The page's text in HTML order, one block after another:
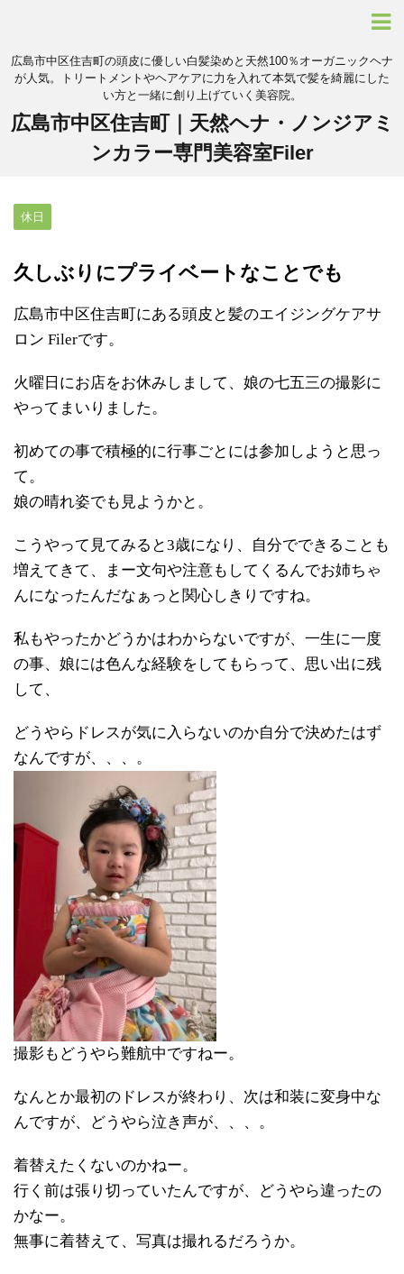
広島市中区住吉町の頭皮に優しい白髪染めと天然100％オーガニックヘナ
が人気。トリートメントやヘアケアに力を入れて本気で髪を綺麗にした
い方と一緒に創り上げていく美容院。
広島市中区住吉町｜天然ヘナ・ノンジアミ
ンカラー専門美容室Filer
休日
久しぶりにプライベートなことでも
広島市中区住吉町にある頭皮と髪のエイジングケアサ
ロン Filerです。
火曜日にお店をお休みしまして、娘の七五三の撮影に
やってまいりました。
初めての事で積極的に行事ごとには参加しようと思っ
て。
娘の晴れ姿でも見ようかと。
こうやって見てみると3歳になり、自分でできることも
増えてきて、まー文句や注意もしてくるんでお姉ちゃ
んになったんだなぁっと関心しきりですね。
私もやったかどうかはわからないですが、一生に一度
の事、娘には色んな経験をしてもらって、思い出に残
して、
どうやらドレスが気に入らないのか自分で決めたはず
なんですが、、、。
撮影もどうやら難航中ですねー。
なんとか最初のドレスが終わり、次は和装に変身中な
んですが、どうやら泣き声が、、、。
着替えたくないのかねー。
行く前は張り切っていたんですが、どうやら違ったの
かなー。
無事に着替えて、写真は撮れるだろうか。